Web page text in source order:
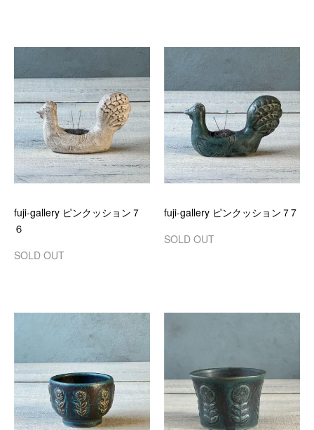
fuji-gallery ピンクッション７
６
SOLD OUT
fuji-gallery ピンクッション７7
SOLD OUT